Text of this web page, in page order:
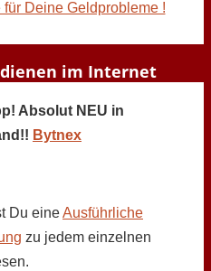
für Deine Geldprobleme !
im Internet
Absolut NEU in
Bytnex
Du eineAusführliche
zu jedem einzelnen